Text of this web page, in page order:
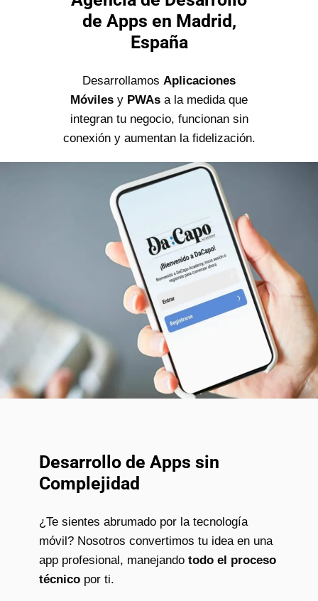
de Apps en Madrid,
España
Desarrollamos Aplicaciones
Móviles y PWAs a la medida que
integran tu negocio, funcionan sin
conexión y aumentan la fidelización.
Desarrollo de Apps sin
Complejidad
¿Te sientes abrumado por la tecnología
móvil? Nosotros convertimos tu idea en una
app profesional, manejando todo el proceso
técnico por ti.